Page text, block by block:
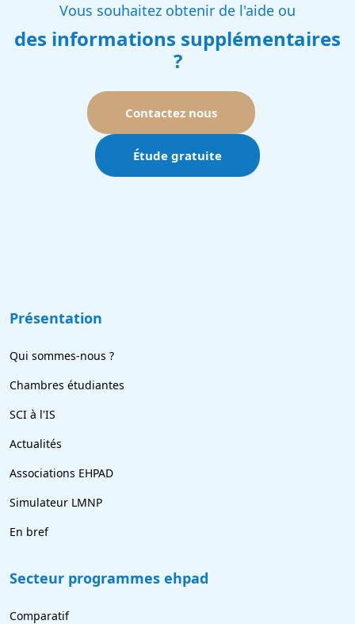
Vous souhaitez obtenir de l'aide ou
des informations supplémentaires
?
Contactez nous
Étude gratuite
Présentation
Qui sommes-nous ?
Chambres étudiantes
SCI à l'IS
Actualités
Associations EHPAD
Simulateur LMNP
En bref
Secteur programmes ehpad
Comparatif